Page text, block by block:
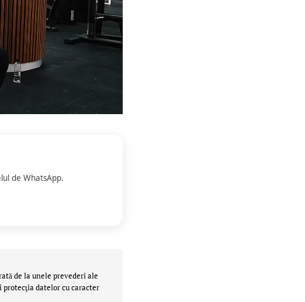
de WhatsApp.
de la unele prevederi ale
protecţia datelor cu caracter